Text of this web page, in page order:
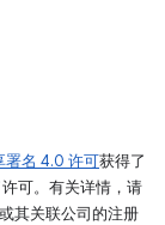
署名 4.0 许可获得了
可。有关详情，请
其关联公司的注册